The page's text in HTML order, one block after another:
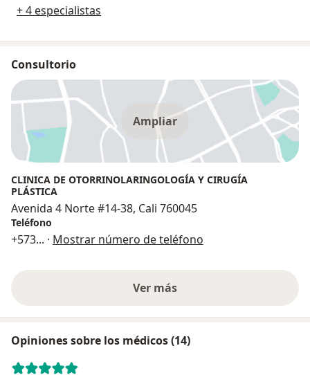
+ 4 especialistas
Consultorio
Ampliar
CLINICA DE OTORRINOLARINGOLOGÍA Y CIRUGÍA
PLÁSTICA
Avenida 4 Norte #14-38, Cali 760045
Teléfono
+573... · Mostrar número de teléfono
Ver más
Opiniones sobre los médicos (14)